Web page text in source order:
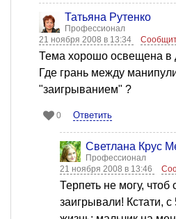
Татьяна Рутенко
Профессионал
21 ноября 2008 в 13:34
Тема хорошо освещена в
Где грань между
"заигрыванием" ?
0 Ответить
Светлана Крус
Профессионал
21 ноября 2008 в 13:46
Терпеть не могу, чтоб
заигрывали! Кстати,